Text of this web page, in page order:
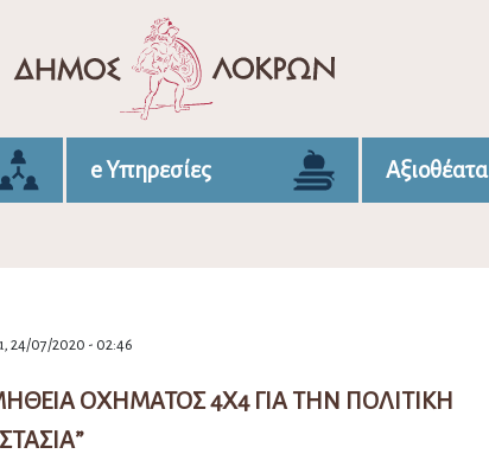
e Υπηρεσίες Αξιοθέατα
24/07/2020 - 02:46
ΟΧΗΜΑΤΟΣ 4Χ4 ΓΙΑ ΤΗΝ ΠΟΛΙΤΙΚΗ